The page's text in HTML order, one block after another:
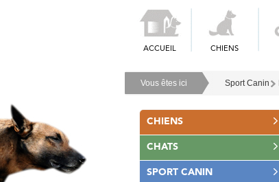
ACCUEIL CHIENS
Vous êtes ici Sport Canin
CHIENS
CHATS
SPORT CANIN